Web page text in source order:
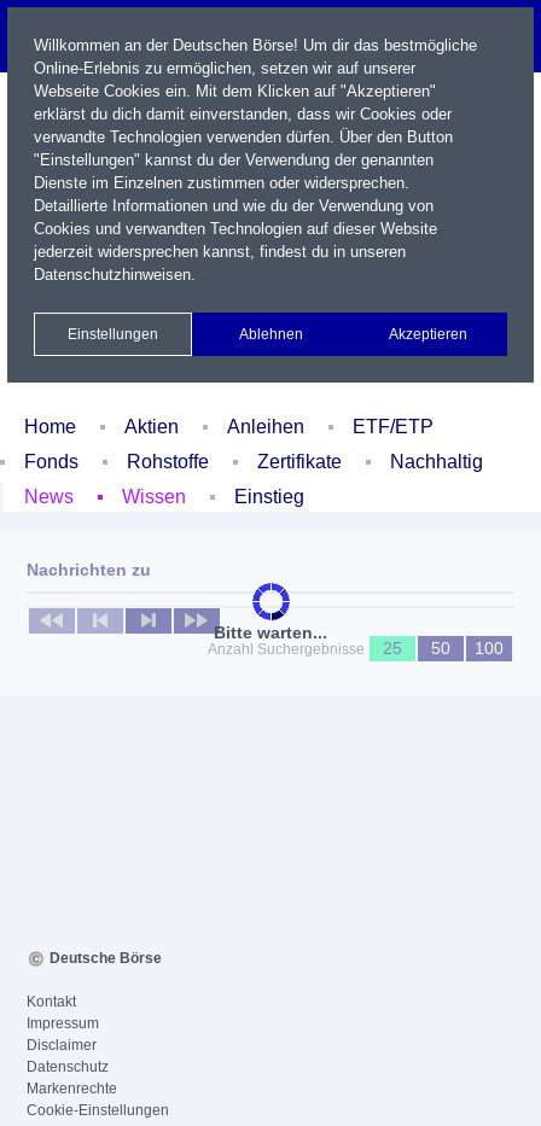
Name / WKN / ISIN / Kürzel
Xetra Realtime
Watchlist Portfolio Login
Home Aktien Anleihen
ETF/ETP
Fonds
Rohstoffe Zertifikate
Nachhaltig
News
Wissen Einstieg
Bitte warten...
Nachrichten zu
Keine News verfügbar
Anzahl Suchergebnisse
25 50 100
Willkommen an der Deutschen Börse! Um dir das bestmögliche
Online-Erlebnis zu ermöglichen, setzen wir auf unserer
Webseite Cookies ein. Mit dem Klicken auf "Akzeptieren"
erklärst du dich damit einverstanden, dass wir Cookies oder
verwandte Technologien verwenden dürfen. Über den Button
"Einstellungen" kannst du der Verwendung der genannten
Dienste im Einzelnen zustimmen oder widersprechen.
Detaillierte Informationen und wie du der Verwendung von
Cookies und verwandten Technologien auf dieser Website
jederzeit widersprechen kannst, findest du in unseren
Datenschutzhinweisen.
Einstellungen Ablehnen Akzeptieren
Deutsche Börse
Kontakt
Impressum
Disclaimer
Datenschutz
Markenrechte
Cookie-Einstellungen